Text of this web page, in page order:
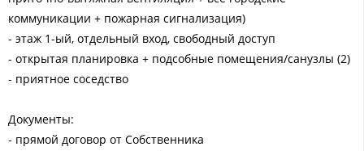
коммуникации + пожарная сигнализация)
- этаж 1-ый, отдельный вход, свободный доступ
- открытая планировка + подсобные помещения/санузлы (2)
- приятное соседство
Документы:
- прямой договор от Собственника